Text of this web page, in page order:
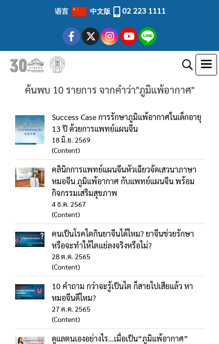
语言 中文版 02 223 1111
ค้นพบ 10 รายการ จากคำว่า"ภูมิแพ้อากาศ"
Success Case การรักษาภูมิแพ้อากาศในเด็กอายุ
13 ปี ด้วยการแพทย์แผนจีน
18 มิ.ย. 2569
(Content)
คลินิกการแพทย์แผนจีนหัวเฉียวจัดเสวนาภาษา
หมอจีน ภูมิแพ้อากาศ กับแพทย์แผนจีน พร้อม
กิจกรรมเสริมสุขภาพ
4 ธ.ค. 2567
(Content)
คนเป็นโรคไตกินยาจีนได้ไหม? ยาจีนช่วยรักษา
หรือจะทำให้ไตแย่ลงจริงหรือไม่?
28 ต.ค. 2565
(Content)
10 คำถาม กว่าจะรู้เป็นไต ก็สายไปเสียแล้ว หา
หมอจีนดีไหม?
27 ต.ค. 2565
(Content)
ดูแลตนเองอย่างไร...เมื่อเป็น“ภูมิแพ้อากาศ”